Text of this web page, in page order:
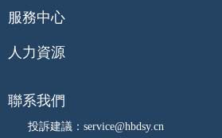
服務中心
人力資源
聯系我們
投訴建議：service@hbdsy.cn